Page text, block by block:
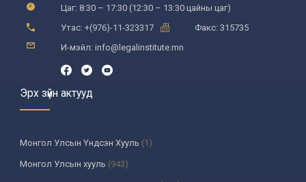
Цаг: 8:30 – 17:30 (12:30 – 13:30 цайны цаг)
Утас: +(976)-11-323317
Факс: 315735
И-мэйл: info@legalinstitute.mn
Эрх зүйн актууд
Монгол Улсын Үндсэн Хууль (1)
Монгол Улсын хууль (943)